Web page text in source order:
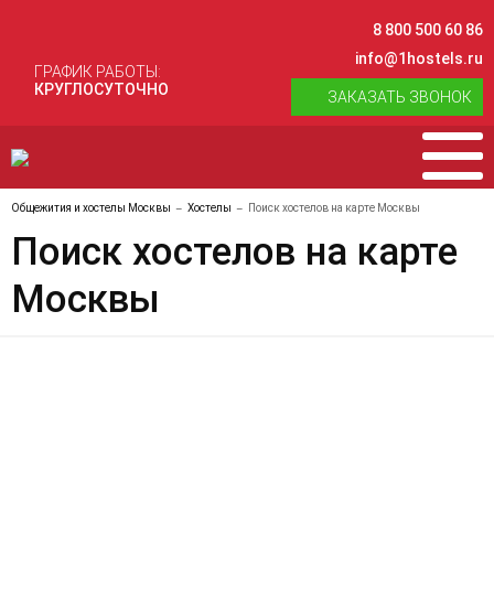
ГРАФИК РАБОТЫ:
КРУГЛОСУТОЧНО
8 800 500 60 86
info@1hostels.ru
ЗАКАЗАТЬ ЗВОНОК
Общежития и хостелы Москвы Хостелы Поиск хостелов на карте Москвы
Поиск хостелов на карте
Москвы